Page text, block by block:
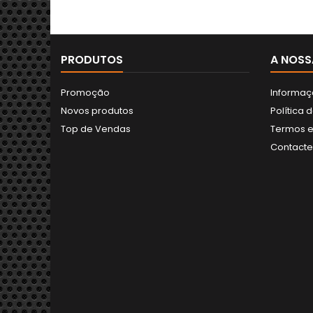
PRODUTOS
Promoção
Novos produtos
Top de Vendas
A
Política
Termos